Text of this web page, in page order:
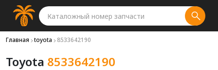
Главная toyota 8533642190
Toyota 8533642190